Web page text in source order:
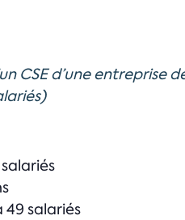
CSE d’une entreprise
49 salariés